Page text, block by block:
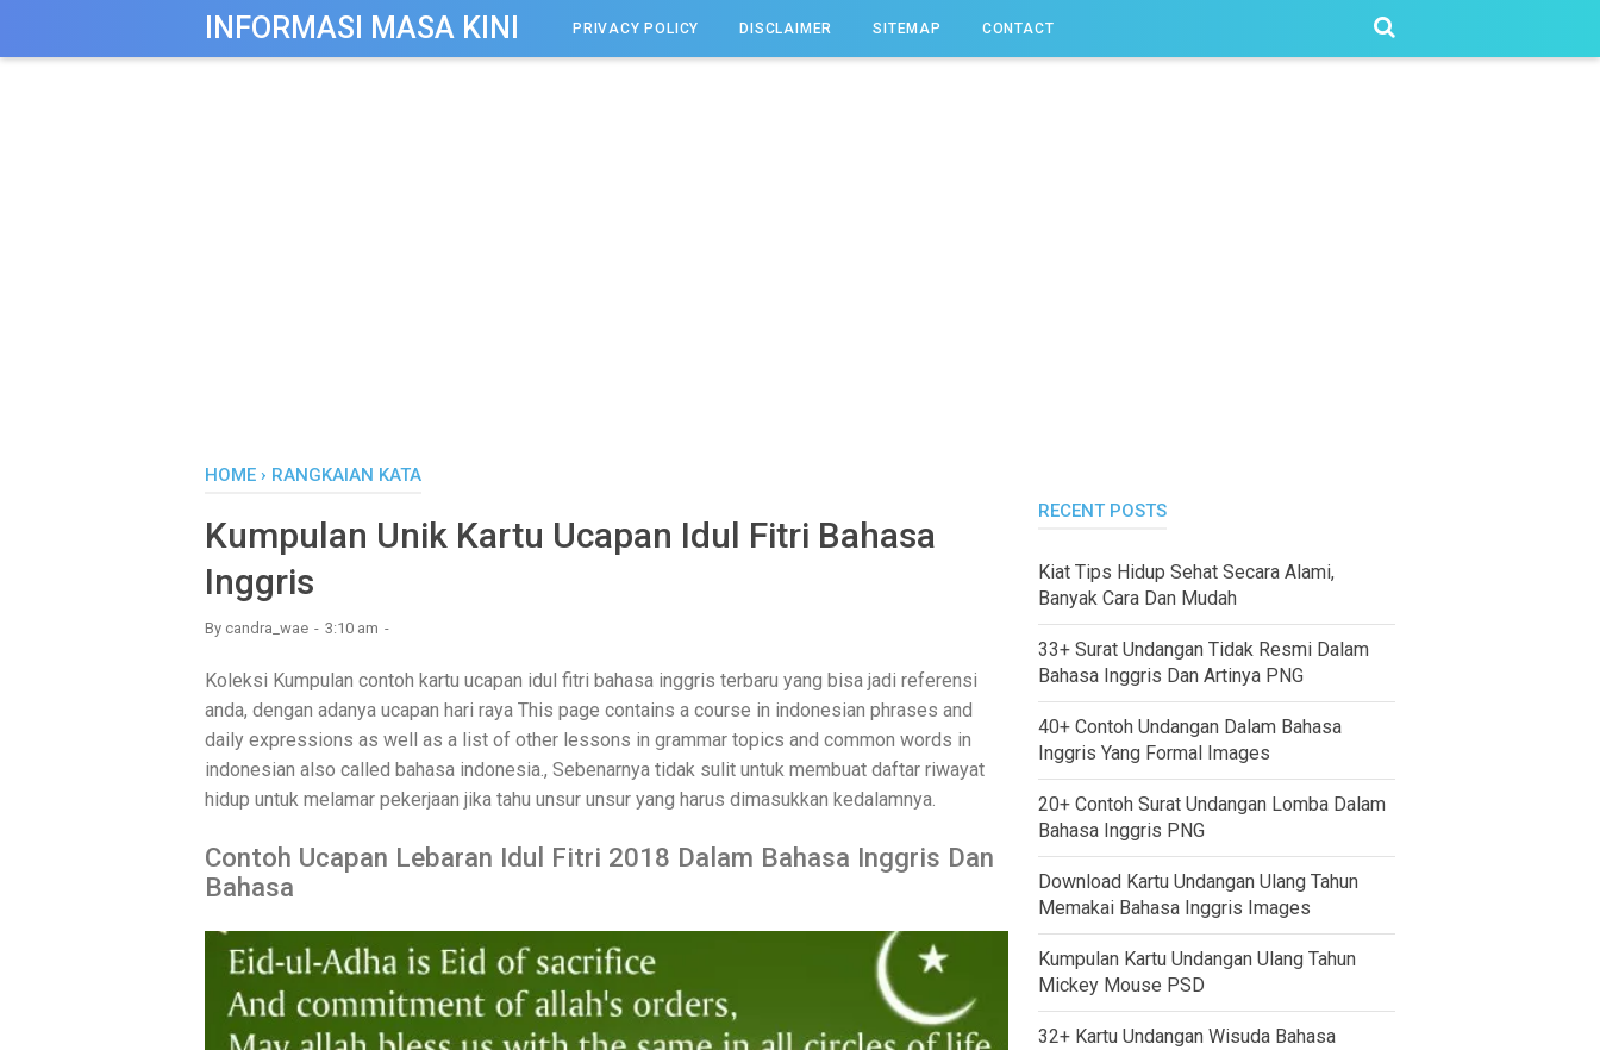
INFORMASI MASA KINI PRIVACY POLICY DISCLAIMER SITEMAP CONTACT
HOME › RANGKAIAN KATA
Kumpulan Unik Kartu Ucapan Idul Fitri Bahasa
Inggris
By candra_wae 3:10 am
Koleksi Kumpulan contoh kartu ucapan idul fitri bahasa inggris terbaru yang bisa jadi referensi
anda, dengan adanya ucapan hari raya This page contains a course in indonesian phrases and
daily expressions as well as a list of other lessons in grammar topics and common words in
indonesian also called bahasa indonesia., Sebenarnya tidak sulit untuk membuat daftar riwayat
hidup untuk melamar pekerjaan jika tahu unsur unsur yang harus dimasukkan kedalamnya.
Contoh Ucapan Lebaran Idul Fitri 2018 Dalam Bahasa Inggris Dan
Bahasa
RECENT POSTS
Kiat Tips Hidup Sehat Secara Alami,
Banyak Cara Dan Mudah
33+ Surat Undangan Tidak Resmi Dalam
Bahasa Inggris Dan Artinya PNG
40+ Contoh Undangan Dalam Bahasa
Inggris Yang Formal Images
20+ Contoh Surat Undangan Lomba Dalam
Bahasa Inggris PNG
Download Kartu Undangan Ulang Tahun
Memakai Bahasa Inggris Images
Kumpulan Kartu Undangan Ulang Tahun
Mickey Mouse PSD
32+ Kartu Undangan Wisuda Bahasa